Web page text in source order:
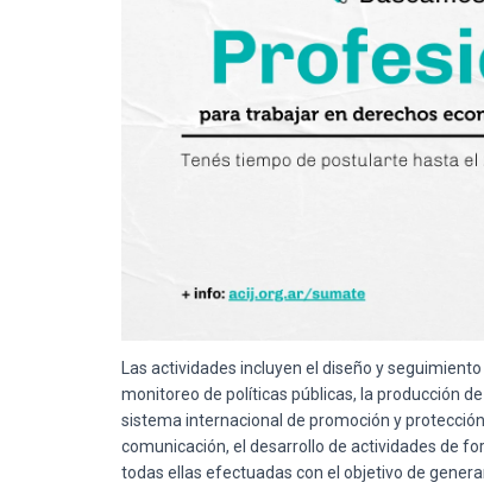
Las actividades incluyen el diseño y
monitoreo de políticas públicas, la producción
sistema internacional de promoción y
comunicación, el desarrollo de actividades de
todas ellas efectuadas con el objetivo de